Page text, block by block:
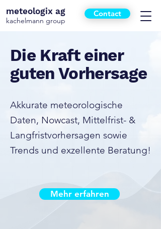
Contact
meteologix ag
kachelmann group
Die Kraft einer
guten Vorhersage
Akkurate meteorologische
Daten, Nowcast, Mittelfrist- &
Langfristvorhersagen sowie
Trends und exzellente Beratung!
Mehr erfahren